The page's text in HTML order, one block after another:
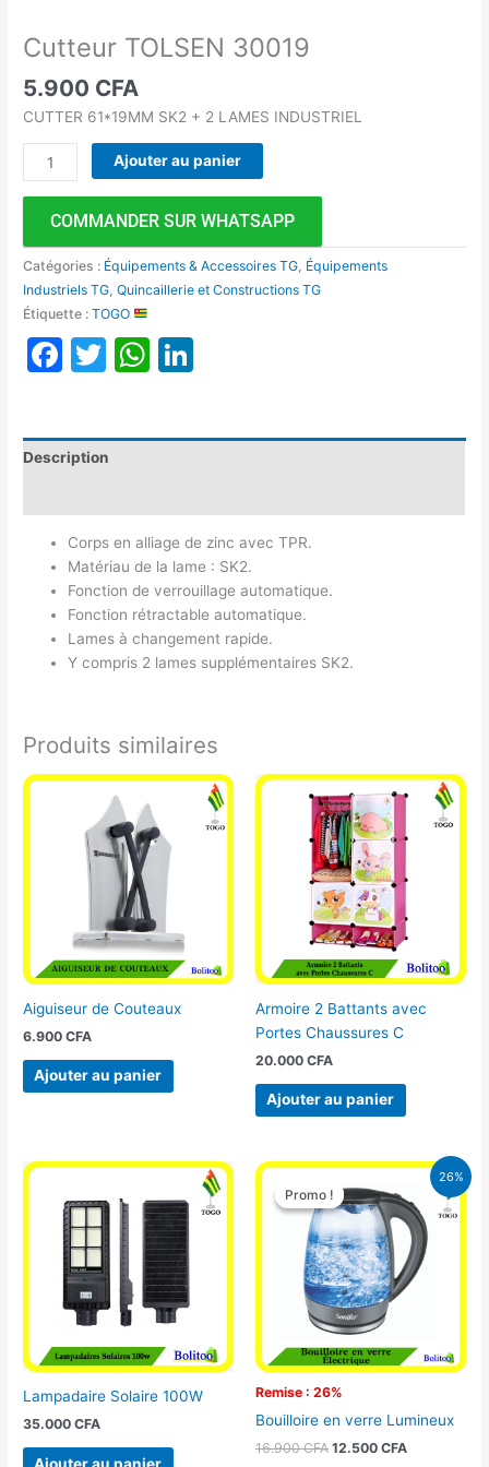
Cutteur TOLSEN 30019
5.900 CFA
CUTTER 61*19MM SK2 + 2 LAMES INDUSTRIEL
Ajouter au panier
COMMANDER SUR WHATSAPP
Catégories : Équipements & Accessoires TG, Équipements
Industriels TG,Quincaillerie et Constructions TG
Étiquette :TOGO
Facebook
TwitterWhatsApp
Description
Corps en alliage de zinc avec TPR.
Matériau de la lame : SK2.
Fonction de verrouillage automatique.
Fonction rétractable automatique.
Lames à changement rapide.
Y compris 2 lames supplémentaires SK2.
Produits similaires
Aiguiseur de Couteaux
6.900CFA
Ajouter au panier
Armoire 2 Battants avec
Portes Chaussures C
20.000 CFA
Ajouter au panier
Lampadaire Solaire 100W
35.000CFA
Ajouter au panier
26%
Promo !
Remise : 26%
Promo !
Bouilloire en verre Lumineux
16.900CFA
Le
prix
initial
16.900 CFA.
12.500 CFA
Le
prix
actuel
est :
12.500 CFA.